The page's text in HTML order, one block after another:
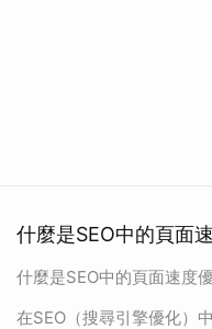
什麼是SEO中的頁面
什麼是SEO中的頁面速度
在SEO（搜尋引擎優化）